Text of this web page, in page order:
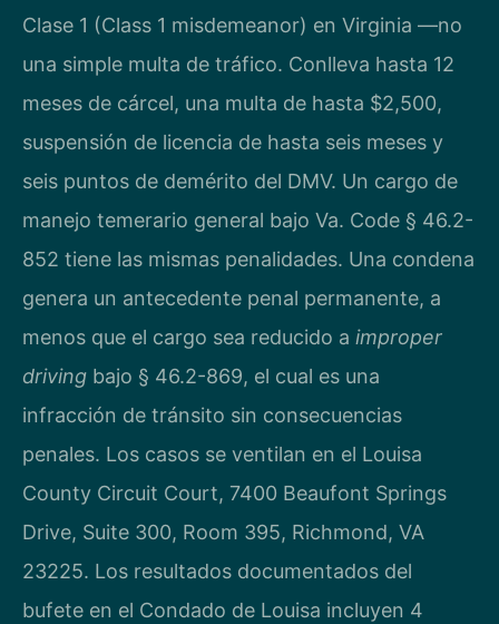
Clase 1 (Class 1 misdemeanor) en Virginia —no
una simple multa de tráfico. Conlleva hasta 12
meses de cárcel, una multa de hasta $2,500,
suspensión de licencia de hasta seis meses y
seis puntos de demérito del DMV. Un cargo de
manejo temerario general bajo Va. Code § 46.2-
852 tiene las mismas penalidades. Una condena
genera un antecedente penal permanente, a
menos que el cargo sea reducido a improper
driving bajo § 46.2-869, el cual es una
infracción de tránsito sin consecuencias
penales. Los casos se ventilan en el Louisa
County Circuit Court, 7400 Beaufont Springs
Drive, Suite 300, Room 395, Richmond, VA
23225. Los resultados documentados del
bufete en el Condado de Louisa incluyen 4